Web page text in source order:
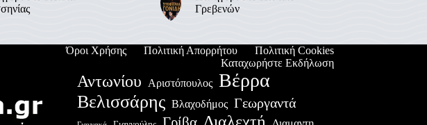
Γρεβενών
Όροι Χρήσης Πολιτική Απορρήτου
Πολιτική Cookies
Καταχωρήστε Εκδήλωση
Αντωνίου Αριστόπουλος Βέρρα
Βελισσάρης Βλαχοδήμος Γεωργαντά